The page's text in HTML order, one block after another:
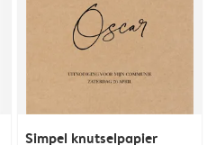
Simpel knutselpapier